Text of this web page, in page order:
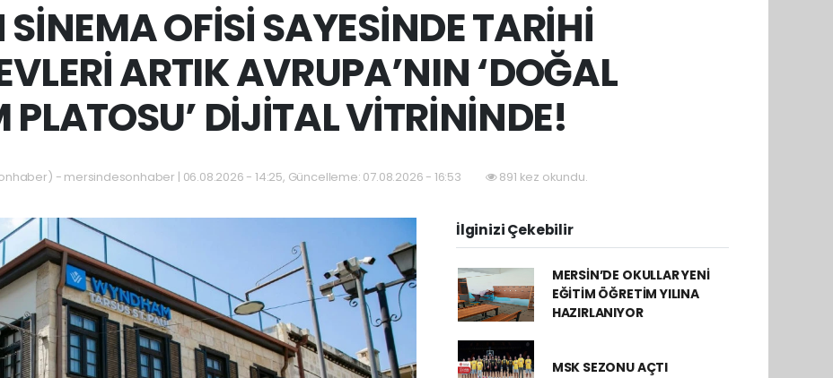
SİNEMA OFİSİ SAYESİNDE TARİHİ
ARTIK AVRUPA’NIN ‘DOĞAL
PLATOSU’ DİJİTAL VİTRİNİNDE!
- mersindesonhaber | 06.08.2026 - 14:25, Güncelleme: 07.08.2026 - 16:53 891 kez okundu.
İlginizi Çekebilir
MERSİN’DE OKULLAR YENİ
EĞİTİM ÖĞRETİM YILINA
HAZIRLANIYOR
MSK SEZONU AÇTI